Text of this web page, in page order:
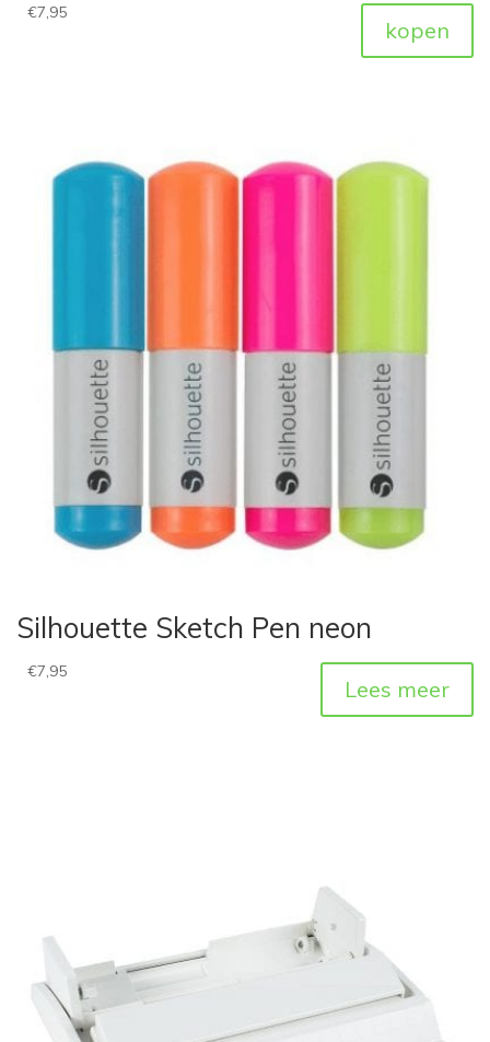
€7,95
kopen
Silhouette Sketch Pen neon
€7,95
Lees meer